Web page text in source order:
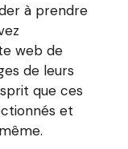
à prendre
web de
de leurs
que ces
et